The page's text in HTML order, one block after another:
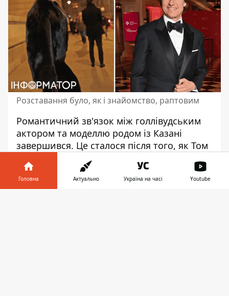
Розставання було, як і знайомство, раптовим
Романтичний зв'язок між голлівудським
актором та моделлю родом із Казані
завершився. Це сталося після того, як Том
представив Ельсіну своїм дорослим
прийомним дітям, а вона познайомила
його зі своїми двома дітьми, сином та
Головна Актуально Україна на часі Youtube